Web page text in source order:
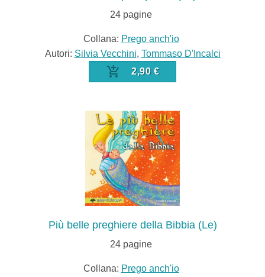
24 pagine
Collana: Prego anch'io
Autori: Silvia Vecchini, Tommaso D'Incalci
2,90 €
Più belle preghiere della Bibbia (Le)
24 pagine
Collana: Prego anch'io